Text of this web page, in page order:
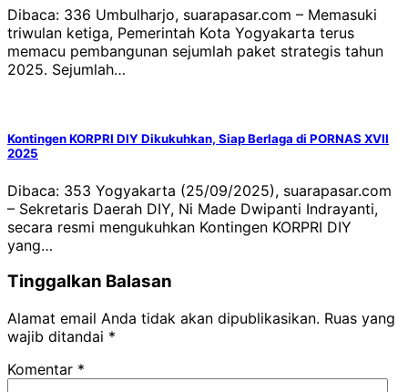
Dibaca: 336 Umbulharjo, suarapasar.com – Memasuki
triwulan ketiga, Pemerintah Kota Yogyakarta terus
memacu pembangunan sejumlah paket strategis tahun
2025. Sejumlah…
Kontingen KORPRI DIY Dikukuhkan, Siap Berlaga di PORNAS XVII
2025
Dibaca: 353 Yogyakarta (25/09/2025), suarapasar.com
– Sekretaris Daerah DIY, Ni Made Dwipanti Indrayanti,
secara resmi mengukuhkan Kontingen KORPRI DIY
yang…
Tinggalkan Balasan
Alamat email Anda tidak akan dipublikasikan. Ruas yang
wajib ditandai *
Komentar *